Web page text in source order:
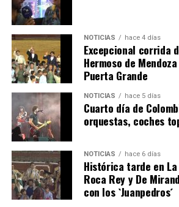
4º DÍA DE LAS FIESTAS
hace 5 días Huelvatv
NOTICIAS hace 4 días
Excepcional corrida
Hermoso de
Puerta Grande
NOTICIAS hace 5 días
Cuarto día de
orquestas, coches
NOTICIAS hace 6 días
Histórica tarde en
Roca Rey y De
con los `Juanpedros´